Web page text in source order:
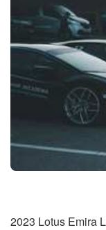
2023 Lotus